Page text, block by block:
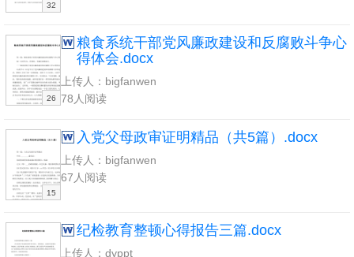
32
26
粮食系统干部党风廉政建设和反腐败斗争心
得体会.docx
上传人：bigfanwen
78人阅读
15
入党父母政审证明精品（共5篇）.docx
上传人：bigfanwen
67人阅读
纪检教育整顿心得报告三篇.docx
上传人：dyppt